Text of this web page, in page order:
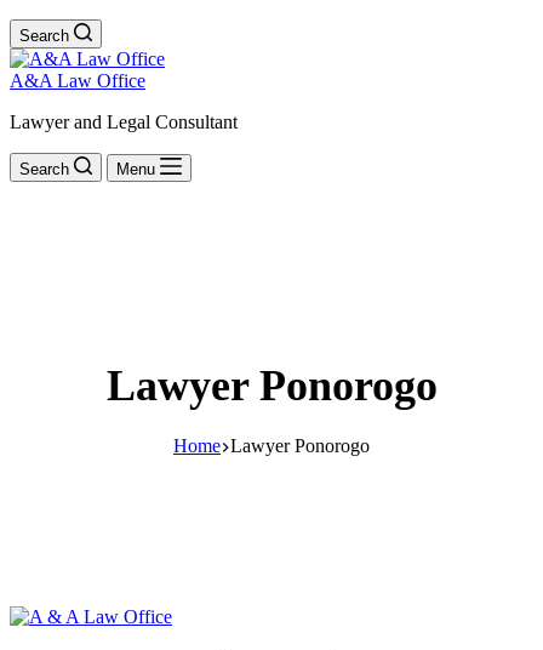
Search
A&A Law Office
Lawyer and Legal Consultant
Search Menu
Lawyer Ponorogo
Home Lawyer Ponorogo